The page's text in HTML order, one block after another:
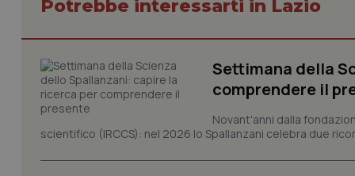
Potrebbe interessarti in Lazio
Settimana della
comprendere il
Novant'anni dalla
scientifico (IRCCS): nel 2026 lo Spallanzani celebra due
I cookie necessari
e l'accesso alle aree